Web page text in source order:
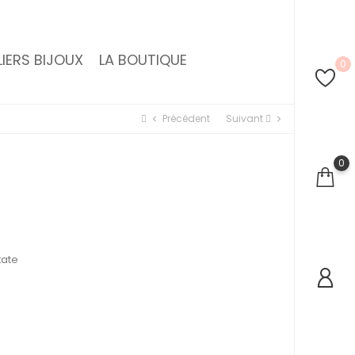
0
0
BIJOUX LA BOUTIQUE
chevron_left Précédent Suivant chevron_right